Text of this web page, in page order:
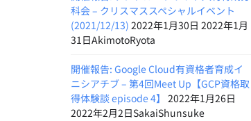
科会 – クリスマススペシャルイベント
(2021/12/13) 2022年1月30日 2022年1月
31日AkimotoRyota
開催報告: Google Cloud有資格者育成イ
ニシアチブ – 第4回Meet Up【GCP資格取
得体験談 episode 4】 2022年1月26日
2022年2月2日SakaiShunsuke